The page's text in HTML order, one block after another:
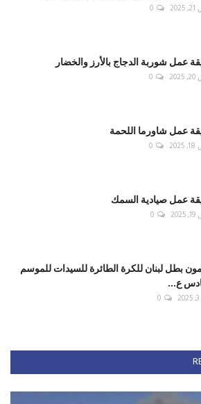
0
عمل شوربة الدجاج بالأرز والخضار
0
عمل شاورما اللحمة
0
عمل صيادية السمك
0
بطل لبنان للكرة الطائرة للسيدات للموسم
ع...
0